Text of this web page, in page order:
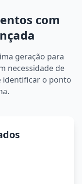
com
geração para
necessidade de
identificar o ponto